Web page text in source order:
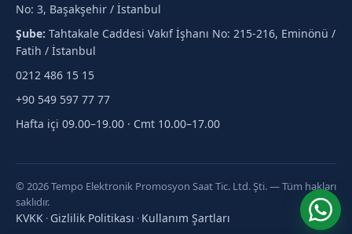
No: 3, Başakşehir / İstanbul
Şube: Tahtakale Caddesi Vakıf İşhanı No: 215-216, Eminönü /
Fatih / İstanbul
0212 486 15 15
+90 549 597 77 77
Hafta içi 09.00–19.00 · Cmt 10.00–17.00
© 2026 Tempo Elektronik Promosyon Saat Tic. Ltd. Şti. — Tüm hakları
saklıdır.
KVKK · Gizlilik Politikası · Kullanım Şartları